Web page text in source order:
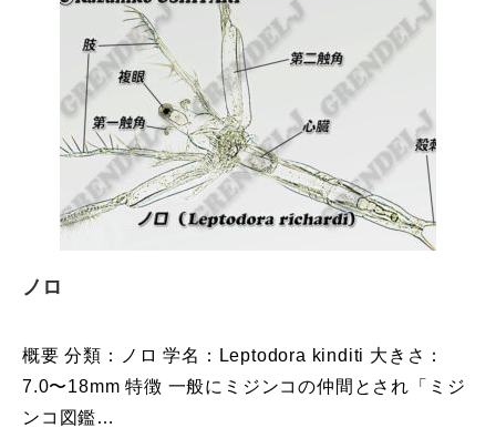
ノロ
概要 分類：ノロ 学名：Leptodora kinditi 大きさ：
7.0〜18mm 特徴 一般にミジンコの仲間とされ「ミジ
ンコ図鑑…